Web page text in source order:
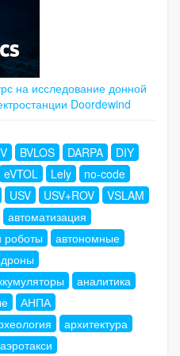
на исследование донной
Doordewind
BVLOS DARPA
DIY
eVTOL Lely
no-code
USV USV+ROV
VSLAM
автоматизация
роботы
автономные
аналитика
АНПА
архитектура
аэротакси